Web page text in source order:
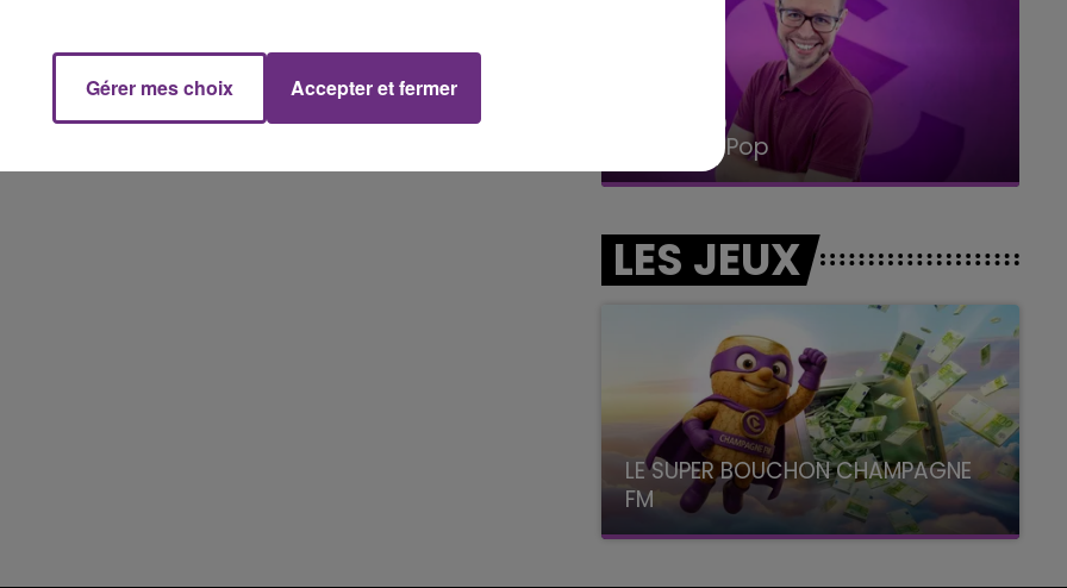
10h00 - 14h00 14h00 - 15h00
La Radio Pop
LES JEUX
LE SUPER BOUCHON CHAMPAGNE
FM
avec La Famille Champagne FM, à 8H10
Gérer mes choix Accepter et fermer